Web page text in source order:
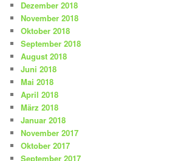
Dezember 2018
November 2018
Oktober 2018
September 2018
August 2018
Juni 2018
Mai 2018
April 2018
März 2018
Januar 2018
November 2017
Oktober 2017
September 2017